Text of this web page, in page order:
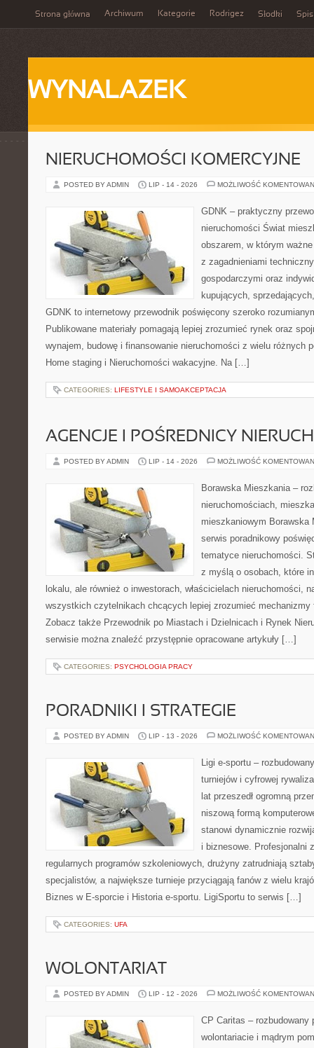
Strona główna Archiwum Kategorie Rodrigez Słodki Spis
WYNALAZEK
NIERUCHOMOŚCI KOMERCYJNE
POSTED BY ADMIN LIP - 14 - 2026 MOŻLIWOŚĆ
GDNK – praktyczny
nieruchomości Świat
obszarem, w którym
z zagadnieniami
gospodarczymi oraz
kupujących,
GDNK to internetowy przewodnik poświęcony szeroko
Publikowane materiały pomagają lepiej zrozumieć rynek oraz
wynajem, budowę i finansowanie nieruchomości z wielu różnych
Home staging i Nieruchomości wakacyjne. Na […]
CATEGORIES: LIFESTYLE I SAMOAKCEPTACJA
AGENCJE I POŚREDNICY
POSTED BY ADMIN LIP - 14 - 2026 MOŻLIWOŚĆ
Borawska Mieszkania –
nieruchomościach,
mieszkaniowym Borawska
serwis poradnikowy
tematyce nieruchomości.
z myślą o osobach, które
lokalu, ale również o inwestorach, właścicielach nieruchomości,
wszystkich czytelnikach chcących lepiej zrozumieć mechanizmy
Zobacz także Przewodnik po Miastach i Dzielnicach i Rynek
serwisie można znaleźć przystępnie opracowane artykuły […]
CATEGORIES: PSYCHOLOGIA PRACY
PORADNIKI I STRATEGIE
POSTED BY ADMIN LIP - 13 - 2026 MOŻLIWOŚĆ
Ligi e-sportu –
turniejów i cyfrowej
lat przeszedł ogromną
niszową formą
stanowi dynamicznie
i biznesowe. Profesjonalni
regularnych programów szkoleniowych, drużyny zatrudniają
specjalistów, a największe turnieje przyciągają fanów z wielu
Biznes w E-sporcie i Historia e-sportu. LigiSportu to serwis […]
CATEGORIES: UFA
WOLONTARIAT
POSTED BY ADMIN LIP - 12 - 2026 MOŻLIWOŚĆ
CP Caritas – rozbudowany
wolontariacie i mądrym